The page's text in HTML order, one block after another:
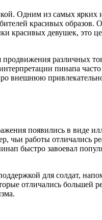
Одним из самых
красивых образов.
красивых девушек, это
различных
пинапа
внешнюю
появились в виде
чьи работы отличались
быстро завоевал
для солдат,
отличались большей